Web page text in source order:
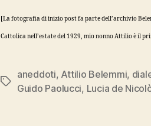
[La fotografia di inizio post fa parte dell’archivio
Cattolica nell’estate del 1929, mio nonno Attilio è il
Tag
aneddoti, Attilio Belemmi,
Guido Paolucci, Lucia de